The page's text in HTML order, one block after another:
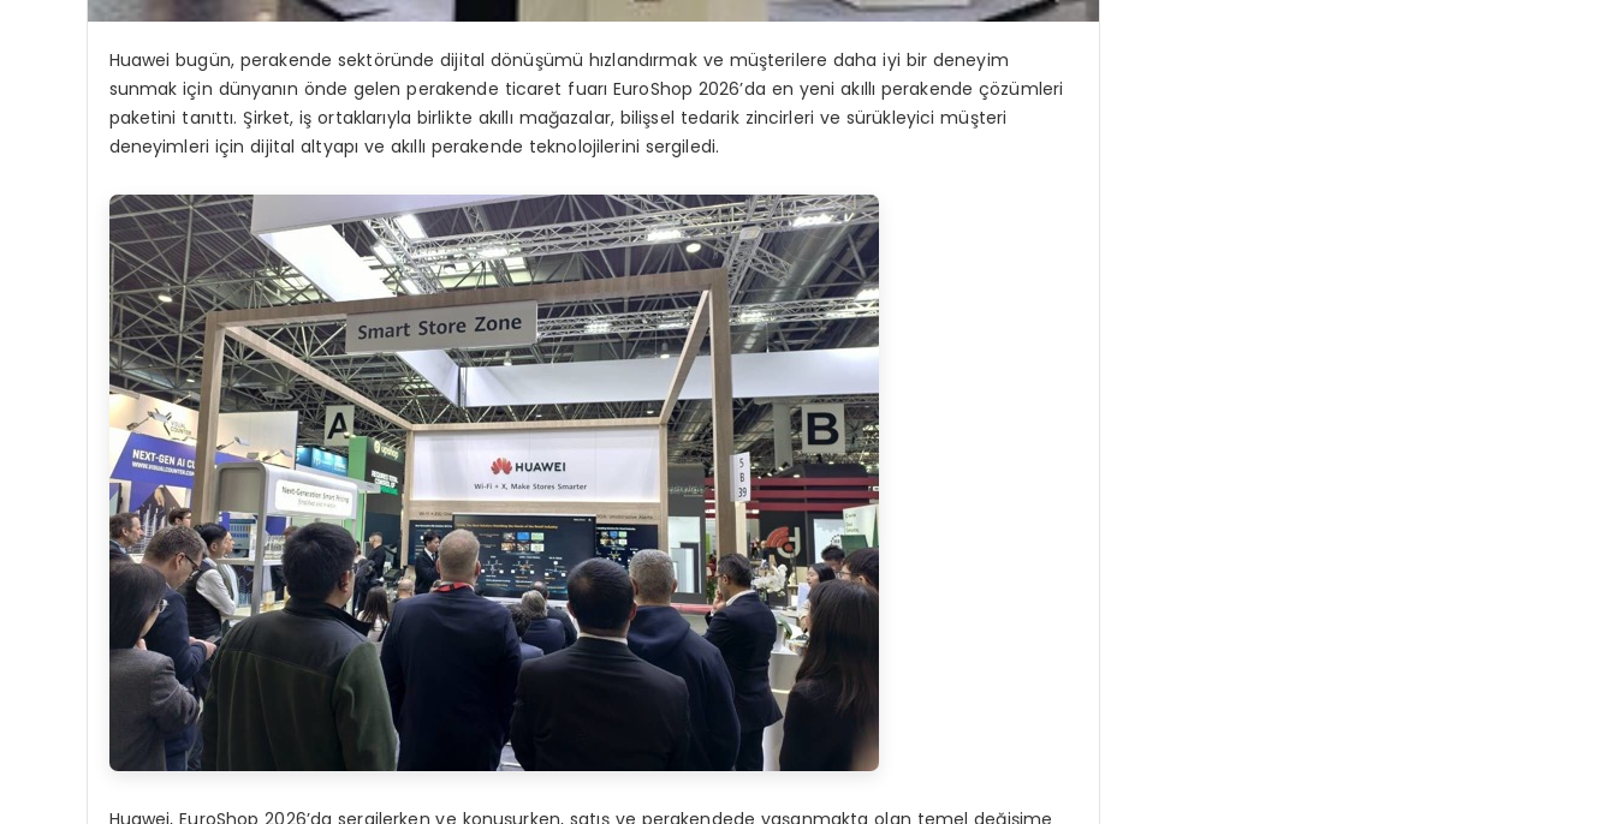
Huawei bugün, perakende sektöründe dijital dönüşümü hızlandırmak ve müşterilere daha iyi bir deneyim
sunmak için dünyanın önde gelen perakende ticaret fuarı EuroShop 2026’da en yeni akıllı perakende çözümleri
paketini tanıttı. Şirket, iş ortaklarıyla birlikte akıllı mağazalar, bilişsel tedarik zincirleri ve sürükleyici müşteri
deneyimleri için dijital altyapı ve akıllı perakende teknolojilerini sergiledi.
Huawei, EuroShop 2026’da sergilerken ve konuşurken, satış ve perakendede yaşanmakta olan temel değişime